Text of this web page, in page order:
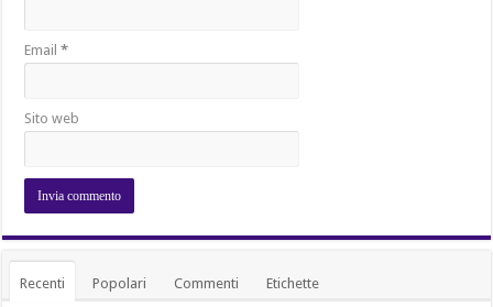
Email*
Sito web
Recenti Popolari Commenti Etichette